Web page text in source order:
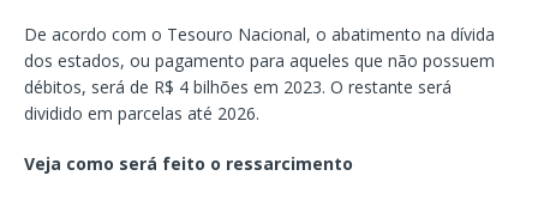
De acordo com o Tesouro Nacional, o abatimento na dívida
dos estados, ou pagamento para aqueles que não possuem
débitos, será de R$ 4 bilhões em 2023. O restante será
dividido em parcelas até 2026.
Veja como será feito o ressarcimento